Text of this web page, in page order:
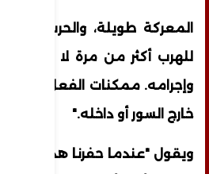
المعركة طويلة، والحرب
للهرب أكثر من مرة لا يهزمني
وإجرامه. ممكنات الفعل لا تنضب،
خارج السور أو داخله."
ويقول "عندما حفرنا هذا النفق